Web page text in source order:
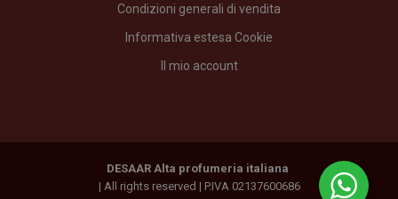
Condizioni generali di vendita
Informativa estesa Cookie
Il mio account
DESAAR Alta profumeria italiana
| All rights reserved | P.IVA 02137600686